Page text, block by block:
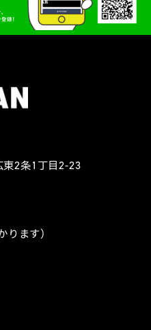
2条1丁目2-23
ます）